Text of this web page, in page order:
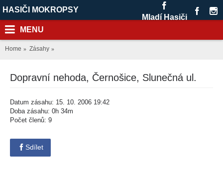
HASIČI MOKROPSY
Mladí Hasiči
MENU
Home Zásahy
Dopravní nehoda, Černošice, Slunečná ul.
Datum zásahu: 15. 10. 2006 19:42
Doba zásahu: 0h 34m
Počet členů: 9
Sdílet